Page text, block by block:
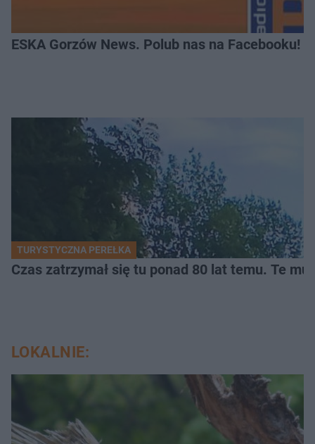
ESKA Gorzów News. Polub nas na Facebooku!
TURYSTYCZNA PEREŁKA
Czas zatrzymał się tu ponad 80 lat temu. Te
LOKALNIE: